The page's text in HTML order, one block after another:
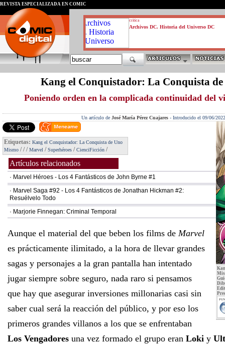
critica
Archivos DC. Historia del Universo DC
REVISTA ESPECIALIZADA EN CÓMIC
Kang el Conquistador: La Conquista
Poniendo orden en la complicada continuidad del
Un artículo de José María Pérez Cuajares- Introducido el 09/06/2022
Etiquetas: Kang el Conquistador: La Conquista de Uno
Mismo ///Marvel /Superhéroes /CienciFicción /
Artículos relacionados
· Marvel Héroes - Los 4 Fantásticos de John Byrne #1
· Marvel Saga #92 - Los 4 Fantásticos de Jonathan Hickman #2:
Resuélvelo Todo
· Marjorie Finnegan: Criminal Temporal
Aunque el material del que beben los films de Marvel
es prácticamente ilimitado, a la hora de llevar grandes
sagas y personajes a la gran pantalla han intentado
jugar siempre sobre seguro, nada raro si pensamos
que hay que asegurar inversiones millonarias casi sin
saber cual será la reacción del público, y por eso los
primeros grandes villanos a los que se enfrentaban
Los Vengadores una vez formado el grupo eran Loki y